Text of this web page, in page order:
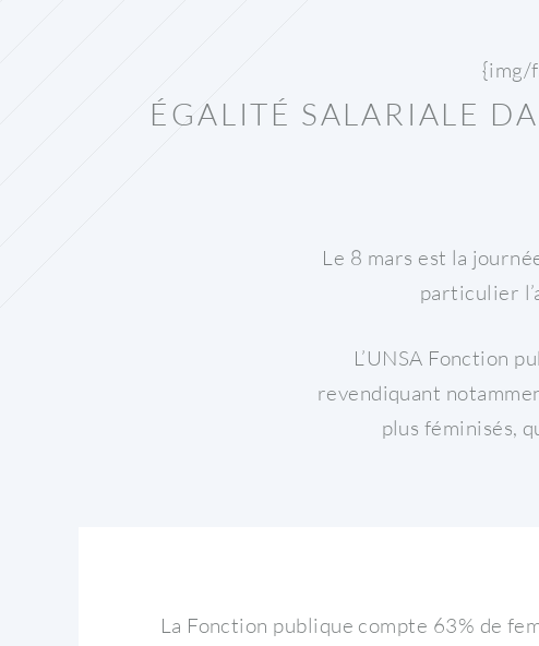
{img/
ÉGALITÉ SALARIALE
Le 8 mars est la
particulier
L’UNSA Fonction
revendiquant
plus féminisés,
La Fonction publique compte 63% de